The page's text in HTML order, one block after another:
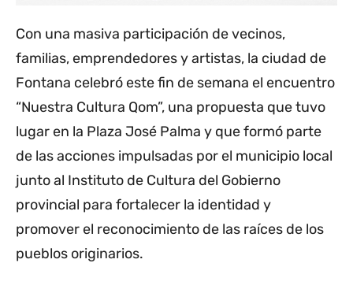
Con una masiva participación de vecinos,
familias, emprendedores y artistas, la ciudad de
Fontana celebró este fin de semana el encuentro
“Nuestra Cultura Qom”, una propuesta que tuvo
lugar en la Plaza José Palma y que formó parte
de las acciones impulsadas por el municipio local
junto al Instituto de Cultura del Gobierno
provincial para fortalecer la identidad y
promover el reconocimiento de las raíces de los
pueblos originarios.